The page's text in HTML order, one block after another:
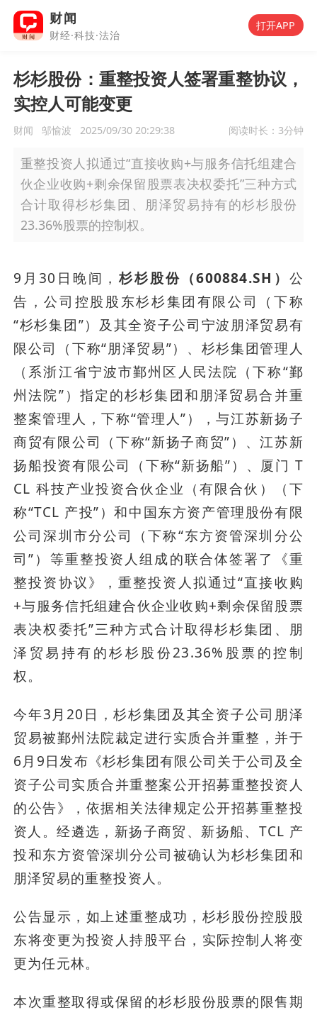
财闻
财经·科技·法治
打开APP
杉杉股份：重整投资人签署重整协议，
实控人可能变更
财闻 邬愉波 2025/09/30 20:29:38 阅读时长： 3分钟
重整投资人拟通过“直接收购+与服务信托组建合
伙企业收购+剩余保留股票表决权委托”三种方式
合计取得杉杉集团、朋泽贸易持有的杉杉股份
23.36%股票的控制权。
9月30日晚间，杉杉股份（600884.SH） 公
告，公司控股股东杉杉集团有限公司（下称
“杉杉集团”）及其全资子公司宁波朋泽贸易有
限公司（下称“朋泽贸易”）、杉杉集团管理人
（系浙江省宁波市鄞州区人民法院（下称“鄞
州法院”）指定的杉杉集团和朋泽贸易合并重
整案管理人，下称“管理人”），与江苏新扬子
商贸有限公司（下称“新扬子商贸”）、江苏新
扬船投资有限公司（下称“新扬船”）、厦门 T
CL 科技产业投资合伙企业（有限合伙）（下
称“TCL 产投”）和中国东方资产管理股份有限
公司深圳市分公司（下称“东方资管深圳分公
司”）等重整投资人组成的联合体签署了《重
整投资协议》，重整投资人拟通过“直接收购
+与服务信托组建合伙企业收购+剩余保留股票
表决权委托”三种方式合计取得杉杉集团、朋
泽贸易持有的杉杉股份23.36%股票的控制
权。
今年3月20日，杉杉集团及其全资子公司朋泽
贸易被鄞州法院裁定进行实质合并重整，并于
6月9日发布《杉杉集团有限公司关于公司及全
资子公司实质合并重整案公开招募重整投资人
的公告》，依据相关法律规定公开招募重整投
资人。经遴选，新扬子商贸、新扬船、TCL 产
投和东方资管深圳分公司被确认为杉杉集团和
朋泽贸易的重整投资人。
公告显示，如上述重整成功，杉杉股份控股股
东将变更为投资人持股平台，实际控制人将变
更为任元林。
本次重整取得或保留的杉杉股份股票的限售期